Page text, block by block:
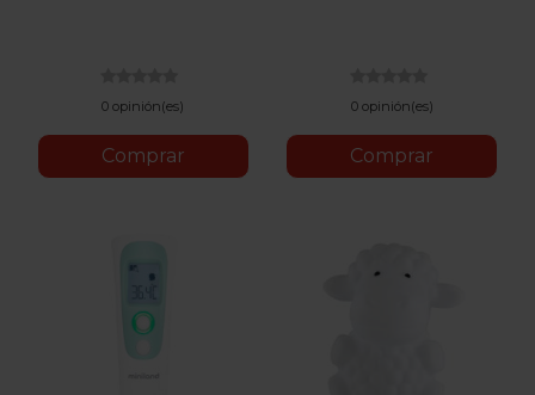
0 opinión(es)
Comprar
0 opinión(es)
Comprar